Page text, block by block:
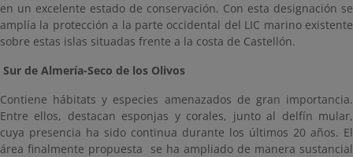
en un excelente estado de conservación. Con esta designación se
amplía la protección a la parte occidental del LIC marino existente
sobre estas islas situadas frente a la costa de Castellón.
Sur de Almería-Seco de los Olivos
Contiene hábitats y especies amenazados de gran importancia.
Entre ellos, destacan esponjas y corales, junto al delfín mular,
cuya presencia ha sido continua durante los últimos 20 años. El
área finalmente propuesta se ha ampliado de manera sustancial